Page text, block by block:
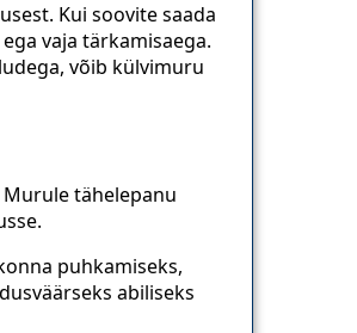
Kui soovite saada
vaja tärkamisaega.
võib külvimuru
tähelepanu
puhkamiseks,
abiliseks